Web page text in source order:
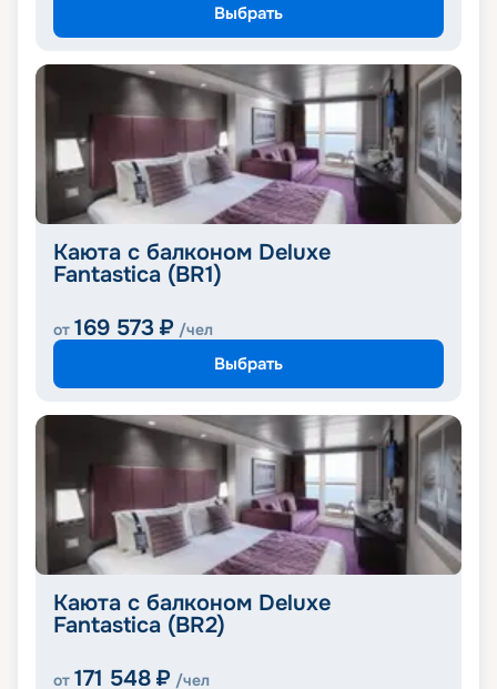
Выбрать
Каюта с балконом Deluxe
Fantastica (BR1)
от 169 573 ₽ /чел
Выбрать
Каюта с балконом Deluxe
Fantastica (BR2)
от 171 548 ₽ /чел